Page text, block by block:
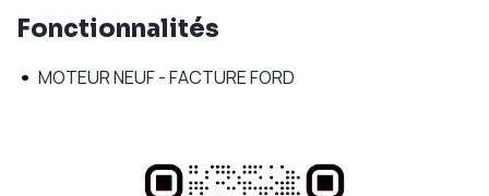
Fonctionnalités
• MOTEUR NEUF - FACTURE FORD